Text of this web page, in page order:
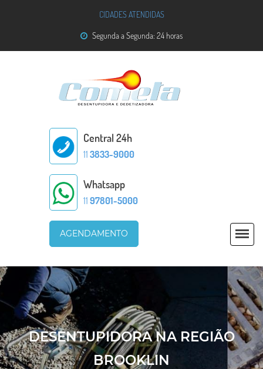
CIDADES ATENDIDAS
Segunda a Segunda: 24 horas
Central 24h
11 3833-9000
Whatsapp
11 97801-5000
AGENDAMENTO
DESENTUPIDORA NA REGIÃO
BROOKLIN